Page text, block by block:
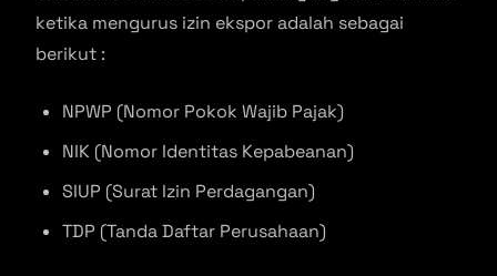
ketika mengurus izin ekspor adalah sebagai
berikut :
NPWP (Nomor Pokok Wajib Pajak)
NIK (Nomor Identitas Kepabeanan)
SIUP (Surat Izin Perdagangan)
TDP (Tanda Daftar Perusahaan)